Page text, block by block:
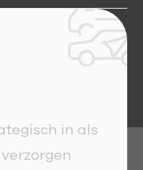
in als